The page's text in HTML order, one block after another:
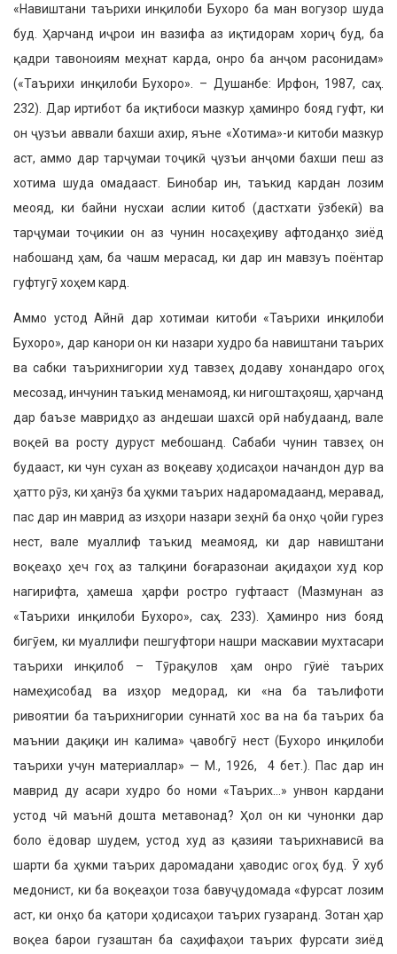
«Навиштани таърихи инқилоби Бухоро ба ман вогузор шуда
буд. Ҳарчанд иҷрои ин вазифа аз иқтидорам хориҷ буд, ба
қадри тавоноиям меҳнат карда, онро ба анҷом расонидам»
(«Таърихи инқилоби Бухоро». – Душанбе: Ирфон, 1987, саҳ.
232). Дар иртибот ба иқтибоси мазкур ҳаминро бояд гуфт, ки
он ҷузъи аввали бахши ахир, яъне «Хотима»-и китоби мазкур
аст, аммо дар тарҷумаи тоҷикӣ ҷузъи анҷоми бахши пеш аз
хотима шуда омадааст. Бинобар ин, таъкид кардан лозим
меояд, ки байни нусхаи аслии китоб (дастхати ӯзбекӣ) ва
тарҷумаи тоҷикии он аз чунин носаҳеҳиву афтоданҳо зиёд
набошанд ҳам, ба чашм мерасад, ки дар ин мавзуъ поёнтар
гуфтугӯ хоҳем кард.
Аммо устод Айнӣ дар хотимаи китоби «Таърихи инқилоби
Бухоро», дар канори он ки назари худро ба навиштани таърих
ва сабки таърихнигории худ тавзеҳ додаву хонандаро огоҳ
месозад, инчунин таъкид менамояд, ки нигоштаҳояш, ҳарчанд
дар баъзе мавридҳо аз андешаи шахсӣ орӣ набудаанд, вале
воқеӣ ва росту дуруст мебошанд. Сабаби чунин тавзеҳ он
будааст, ки чун сухан аз воқеаву ҳодисаҳои начандон дур ва
ҳатто рӯз, ки ҳанӯз ба ҳукми таърих надаромадаанд, меравад,
пас дар ин маврид аз изҳори назари зеҳнӣ ба онҳо ҷойи гурез
нест, вале муаллиф таъкид меамояд, ки дар навиштани
воқеаҳо ҳеч гоҳ аз талқини боғаразонаи ақидаҳои худ кор
нагирифта, ҳамеша ҳарфи ростро гуфтааст (Мазмунан аз
«Таърихи инқилоби Бухоро», саҳ. 233). Ҳаминро низ бояд
бигӯем, ки муаллифи пешгуфтори нашри маскавии мухтасари
таърихи инқилоб – Тӯрақулов ҳам онро гӯиё таърих
намеҳисобад ва изҳор медорад, ки «на ба таълифоти
ривоятии ба таърихнигории суннатӣ хос ва на ба таърих ба
маънии дақиқи ин калима» ҷавобгӯ нест (Бухоро инқилоби
таърихи учун материаллар» — М., 1926, 4 бет.). Пас дар ин
маврид ду асари худро бо номи «Таърих…» унвон кардани
устод чӣ маънӣ дошта метавонад? Ҳол он ки чунонки дар
боло ёдовар шудем, устод худ аз қазияи таърихнависӣ ва
шарти ба ҳукми таърих даромадани ҳаводис огоҳ буд. Ӯ хуб
медонист, ки ба воқеаҳои тоза бавуҷудомада «фурсат лозим
аст, ки онҳо ба қатори ҳодисаҳои таърих гузаранд. Зотан ҳар
воқеа барои гузаштан ба саҳифаҳои таърих фурсати зиёд